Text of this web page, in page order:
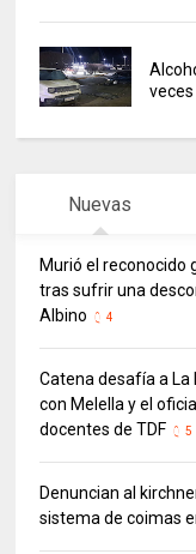
Nuevas
Murió el reconocido
tras sufrir una
Albino
4
Catena desafía a
con Melella y el
docentes de TDF
5
Denuncian al
sistema de coimas